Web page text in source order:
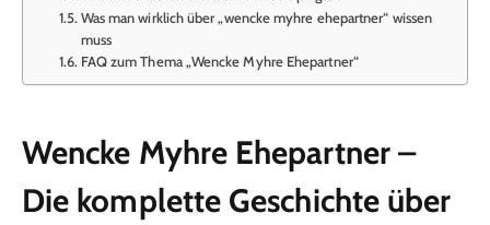
Was man wirklich über „wencke myhre ehepartner“ wissen
muss
FAQ zum Thema „Wencke Myhre Ehepartner“
Wencke Myhre Ehepartner –
Die komplette Geschichte über